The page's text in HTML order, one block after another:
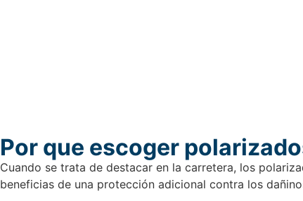
Por que escoger
Cuando se trata de destacar en la carretera, los
beneficias de una protección adicional contra los